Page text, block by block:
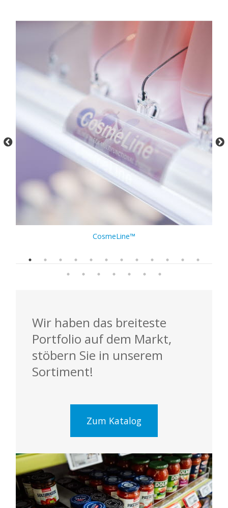
CosmeLine™
Wir haben das breiteste
Portfolio auf dem Markt,
stöbern Sie in unserem
Sortiment!
Zum Katalog